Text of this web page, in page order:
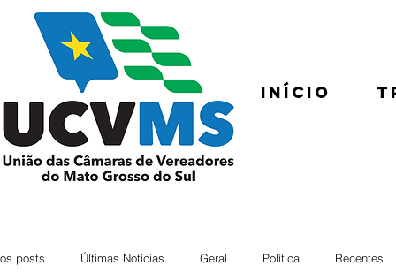
Início
posts Últimas Notícias Geral Política Recentes